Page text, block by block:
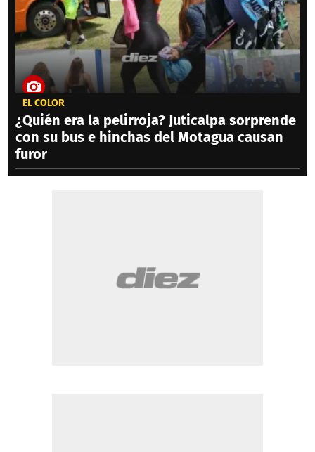
EL COLOR
¿Quién era la pelirroja? Juticalpa sorprende
con su bus e hinchas del Motagua causan
furor